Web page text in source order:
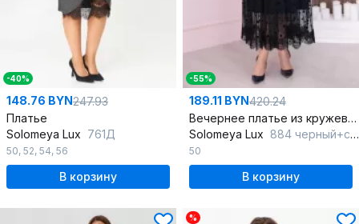
-40%
148.76 BYN247.93
Платье
Solomeya Lux 761Д
50, 52, 54, 56
В корзину
-55%
189.11 BYN420.24
Вечернее платье из кружева и сетки с кружевной отделкой
Solomeya Lux 884 черный+синий
50
В корзину
%